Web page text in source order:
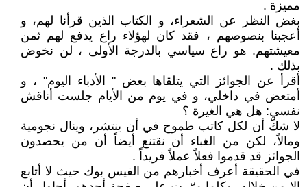
مميزة .
بغض النظر عن الشعراء، و الكتاب الذين قرأنا لهم، و
أعجبنا بنصوصهم ، فقد كان لهؤلاء راع يدفع لهم ثمن
معيشتهم. هو راع سياسي بالدرجة الأولى ، لن نخوض
بذلك .
أقرأ عن الجوائز التي يتلقاها بعض " الأدباء اليوم" ، و
أمتعض في داخلي، و في يوم من الأيام جلست أناقش
نفسي: هل هي الغيرة ؟
لا شكّ أن لكل كاتب طموح في أن ينتشر، وينال نجومية
ومالاً، لكن من الغباء أن نقتنع أيضاً أن من يحصدون
الجوائز قد قدموا فعلاً عملاً فريداً .
في الحقيقة أعرف أخبارهم من الفيس بوك حيث لا أتابع